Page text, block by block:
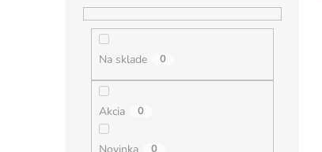
Na sklade 0
Akcia 0
Novinka 0